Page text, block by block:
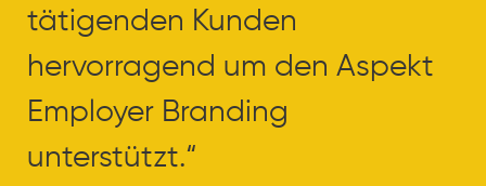
tätigenden Kunden
hervorragend um den Aspekt
Employer Branding
unterstützt.“